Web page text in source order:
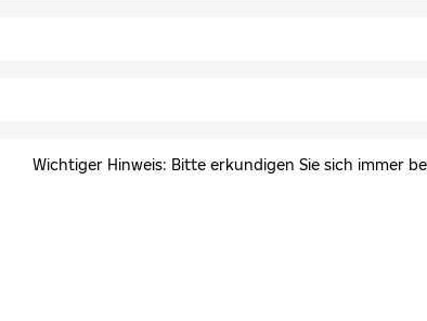
Wichtiger Hinweis: Bitte erkundigen Sie sich immer